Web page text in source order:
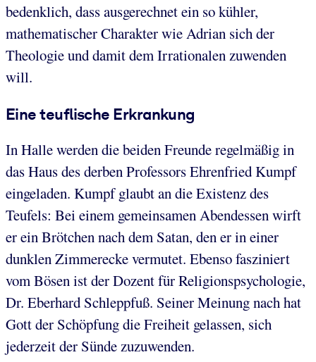
bedenklich, dass ausgerechnet ein so kühler,
mathematischer Charakter wie Adrian sich der
Theologie und damit dem Irrationalen zuwenden
will.
Eine teuflische Erkrankung
In Halle werden die beiden Freunde regelmäßig in
das Haus des derben Professors Ehrenfried Kumpf
eingeladen. Kumpf glaubt an die Existenz des
Teufels: Bei einem gemeinsamen Abendessen wirft
er ein Brötchen nach dem Satan, den er in einer
dunklen Zimmerecke vermutet. Ebenso fasziniert
vom Bösen ist der Dozent für Religionspsychologie,
Dr. Eberhard Schleppfuß. Seiner Meinung nach hat
Gott der Schöpfung die Freiheit gelassen, sich
jederzeit der Sünde zuzuwenden.